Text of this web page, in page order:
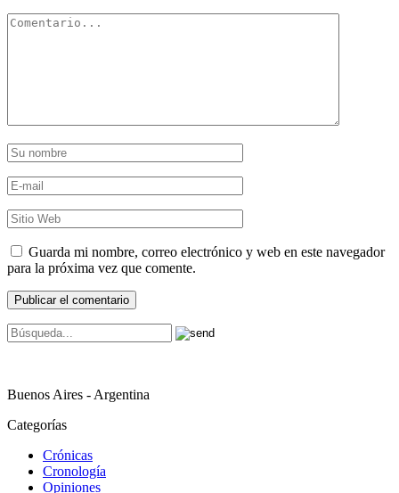
Guarda mi nombre, correo electrónico y web en este navegador
para la próxima vez que comente.
Buenos Aires - Argentina
Categorías
Crónicas
Cronología
Opiniones